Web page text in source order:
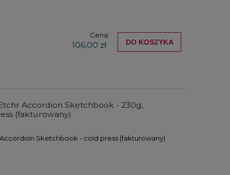
Cena:
106,00 zł DO KOSZYKA
Accordion Sketchbook - 230g,
(fakturowany)
Sketchbook - cold press (fakturowany)